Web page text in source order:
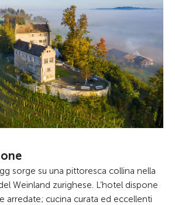
sorge su una pittoresca collina nella
Weinland zurighese. L’hotel dispone
arredate; cucina curata ed eccellenti